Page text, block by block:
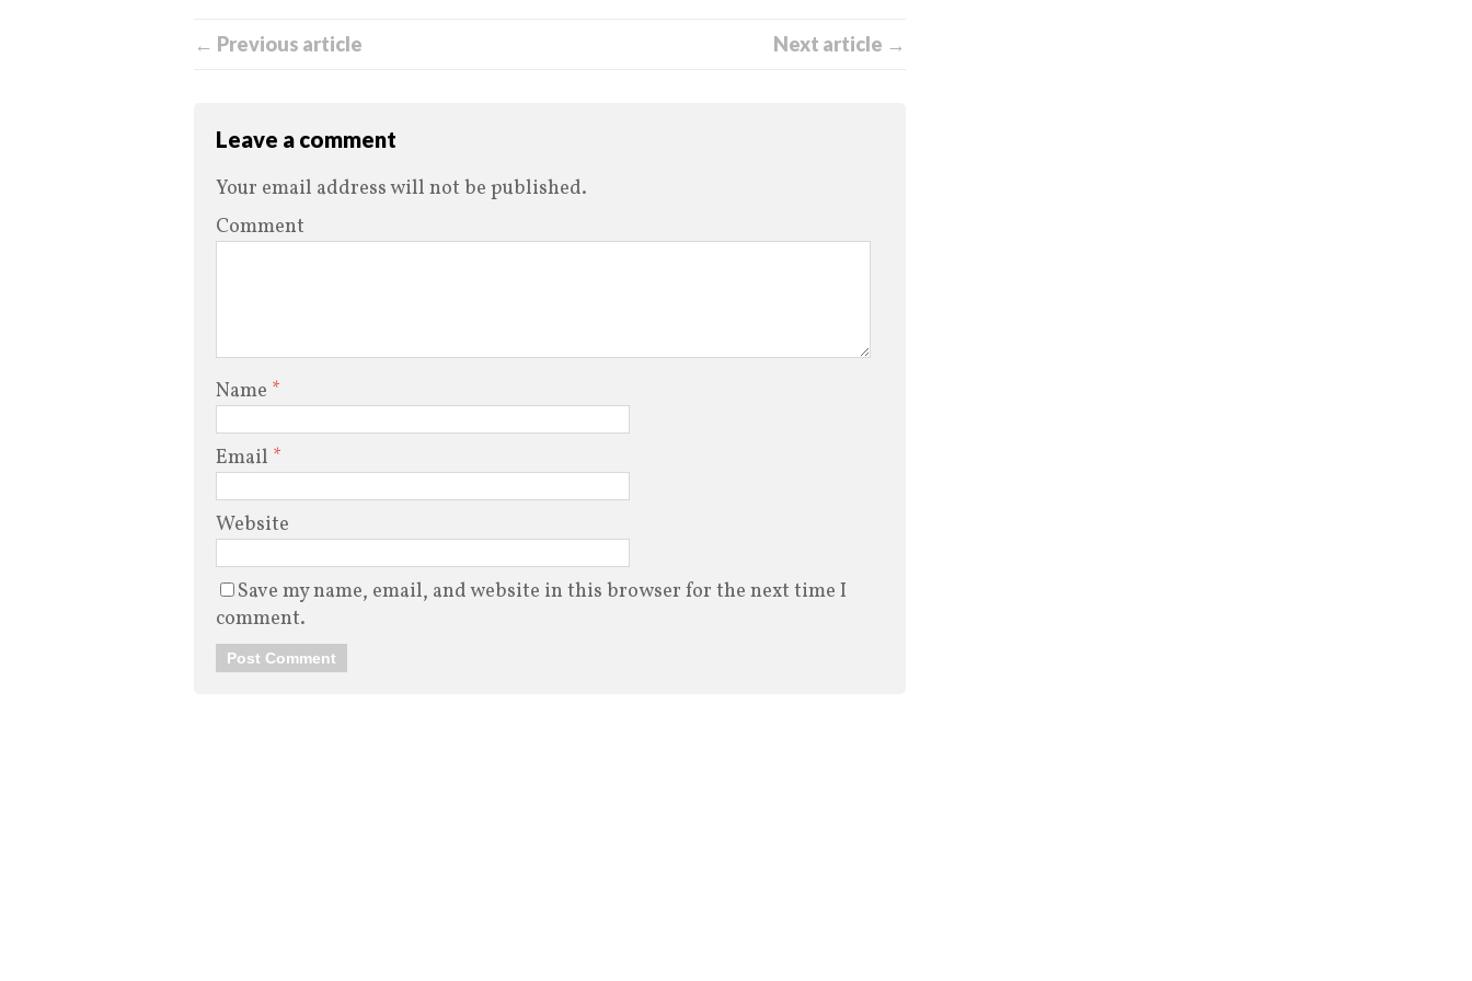
← Previous article Next article →
Leave a comment
Your email address will not be published.
Comment
Name *
Email *
Website
Save my name, email, and website in this browser for the next time I
comment.